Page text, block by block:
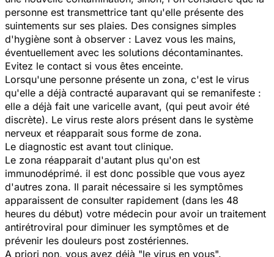
personne est transmettrice tant qu'elle présente des
suintements sur ses plaies. Des consignes simples
d'hygiène sont à observer : Lavez vous les mains,
éventuellement avec les solutions décontaminantes.
Evitez le contact si vous êtes enceinte.
Lorsqu'une personne présente un zona, c'est le virus
qu'elle a déjà contracté auparavant qui se remanifeste :
elle a déjà fait une varicelle avant, (qui peut avoir été
discrète). Le virus reste alors présent dans le système
nerveux et réapparait sous forme de zona.
Le diagnostic est avant tout clinique.
Le zona réapparait d'autant plus qu'on est
immunodéprimé. il est donc possible que vous ayez
d'autres zona. Il parait nécessaire si les symptômes
apparaissent de consulter rapidement (dans les 48
heures du début) votre médecin pour avoir un traitement
antirétroviral pour diminuer les symptômes et de
prévenir les douleurs post zostériennes.
A priori non, vous avez déjà "le virus en vous".